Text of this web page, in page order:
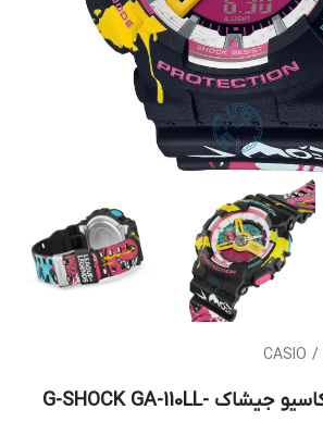
CASIO /
ساعت مچی مردانه کاسیو جیشاک G-SHOCK GA-110LL-